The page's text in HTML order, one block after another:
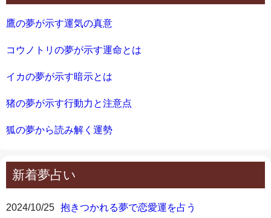
鷹の夢が示す運気の真意
コウノトリの夢が示す運命とは
イカの夢が示す暗示とは
猪の夢が示す行動力と注意点
狐の夢から読み解く運勢
新着夢占い
2024/10/25 抱きつかれる夢で恋愛運を占う